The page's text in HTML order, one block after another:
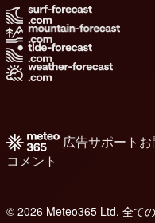
広告サポート
コメント
© 2026 Meteo365 Ltd. 全て